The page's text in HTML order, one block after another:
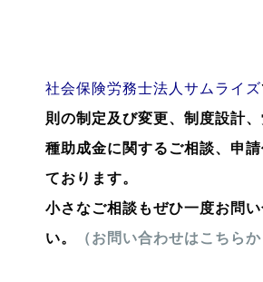
社会保険労務士法人サムライズ
則の制定及び変更、制度設計
種助成金に関するご相談、申
ております。
小さなご相談もぜひ一度お問
い。
（お問い合わせはこちらか